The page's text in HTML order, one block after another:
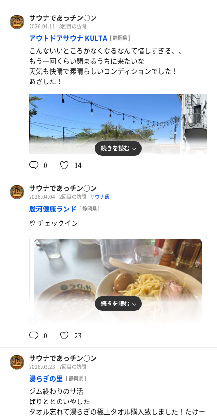
ほうとう
サウナであっチン○ン
2026.04.11 8回目の訪問
アウトドアサウナ KULTA [ 静岡県 ]
こんないいところがなくなるなんて惜しすぎる、、
もう一回くらい閉まるうちに来たいな
天気も快晴で素晴らしいコンディションでした！
あざした！
続きを読む
0 14
サウナであっチン○ン
2026.04.04 2回目の訪問 サウナ飯
駿河健康ランド [ 静岡県 ]
チェックイン
つけ麺
この麺のタイプのつけ麺だいたい美味いけど、抜群に
うまかた
続きを読む
0 23
サウナであっチン○ン
2026.03.23 7回目の訪問
湯らぎの里 [ 静岡県 ]
ジム終わりのサ活
ばりととのいやした
タオル忘れて湯らぎの極上タオル購入致しました！たけー